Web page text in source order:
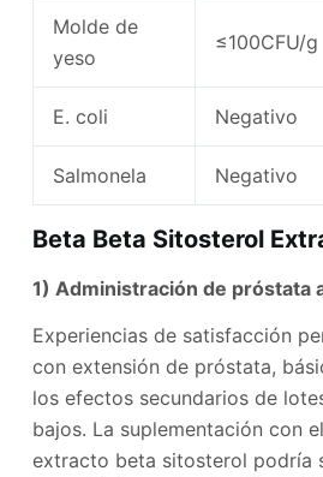
Molde de
yeso
≤100CFU/g
E. coli Negativo
Salmonela Negativo
Beta Beta Sitosterol
1) Administración de próstata
Experiencias de satisfacción
con extensión de próstata,
los efectos secundarios de
bajos. La suplementación con
extracto beta sitosterol podría